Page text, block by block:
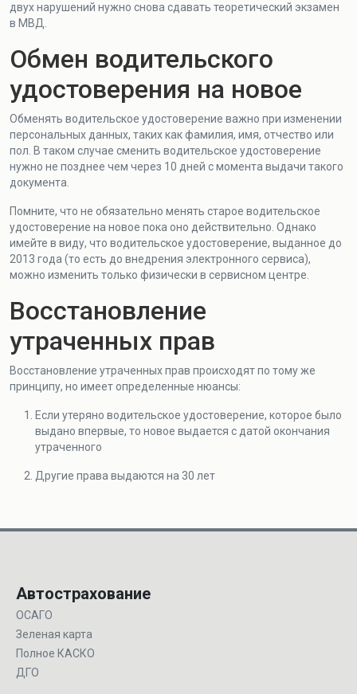
двух нарушений нужно снова сдавать теоретический экзамен
в МВД.
Обмен водительского
удостоверения на новое
Обменять водительское удостоверение важно при изменении
персональных данных, таких как фамилия, имя, отчество или
пол. В таком случае сменить водительское удостоверение
нужно не позднее чем через 10 дней с момента выдачи такого
документа.
Помните, что не обязательно менять старое водительское
удостоверение на новое пока оно действительно. Однако
имейте в виду, что водительское удостоверение, выданное до
2013 года (то есть до внедрения электронного сервиса),
можно изменить только физически в сервисном центре.
Восстановление
утраченных прав
Восстановление утраченных прав происходят по тому же
принципу, но имеет определенные нюансы:
Если утеряно водительское удостоверение, которое было
выдано впервые, то новое выдается с датой окончания
утраченного
Другие права выдаются на 30 лет
Автострахование
ОСАГО
Зеленая карта
Полное КАСКО
ДГО